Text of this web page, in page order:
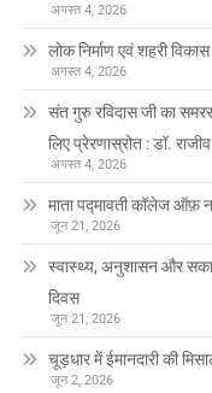
अगस्त 4, 2026
लोक निर्माण एवं शहरी
अगस्त 4, 2026
संत गुरु रविदास जी का
लिए प्रेरणास्रोत : डॉ.
अगस्त 4, 2026
माता पद्मावती कॉलेज ऑफ़
जून 21, 2026
स्वास्थ्य, अनुशासन और
दिवस
जून 21, 2026
चूड़धार में ईमानदारी की
जून 2, 2026